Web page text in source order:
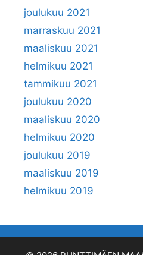
joulukuu 2021
marraskuu 2021
maaliskuu 2021
helmikuu 2021
tammikuu 2021
joulukuu 2020
maaliskuu 2020
helmikuu 2020
joulukuu 2019
maaliskuu 2019
helmikuu 2019